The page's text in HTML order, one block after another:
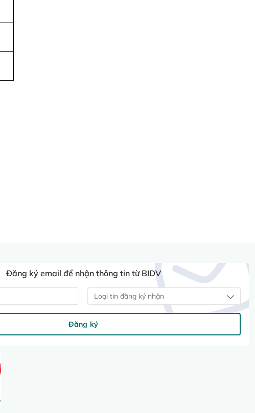
Đăng ký email để nhận thông tin từ BIDV
Loại tin đăng ký nhận
Đăng ký